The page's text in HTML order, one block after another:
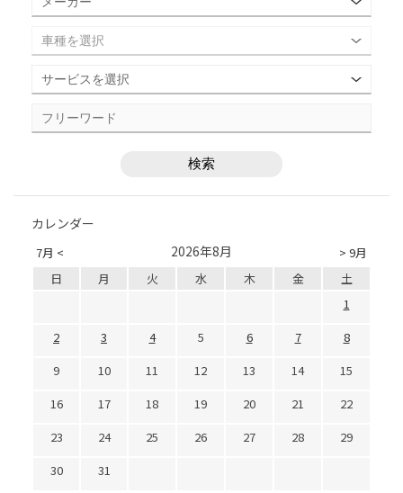
カレンダー
7月 < > 9月
2026年8月
日 月 火 水 木 金
土
1
2
3 4 5 6 7
8
9
10 11 12 13 14
15
16
17 18 19 20 21
22
23
24 25 26 27 28
29
30
31